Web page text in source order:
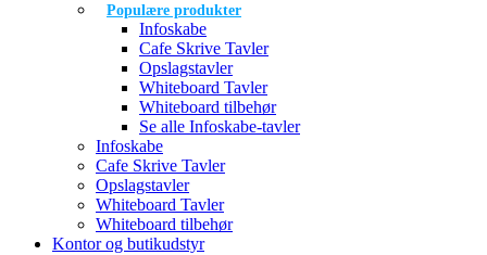
Populære produkter
Infoskabe
Cafe Skrive Tavler
Opslagstavler
Whiteboard Tavler
Whiteboard tilbehør
Se alle Infoskabe-tavler
Infoskabe
Cafe Skrive Tavler
Opslagstavler
Whiteboard Tavler
Whiteboard tilbehør
Kontor og butikudstyr